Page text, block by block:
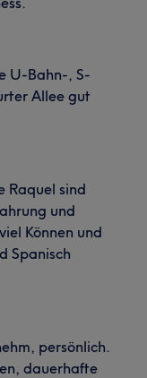
U-Bahn-, S-
Allee gut
Raquel sind
und
Können und
Spanisch
persönlich.
dauerhafte